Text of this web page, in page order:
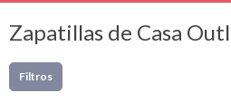
Español
Zapatillas de Casa
Filtros